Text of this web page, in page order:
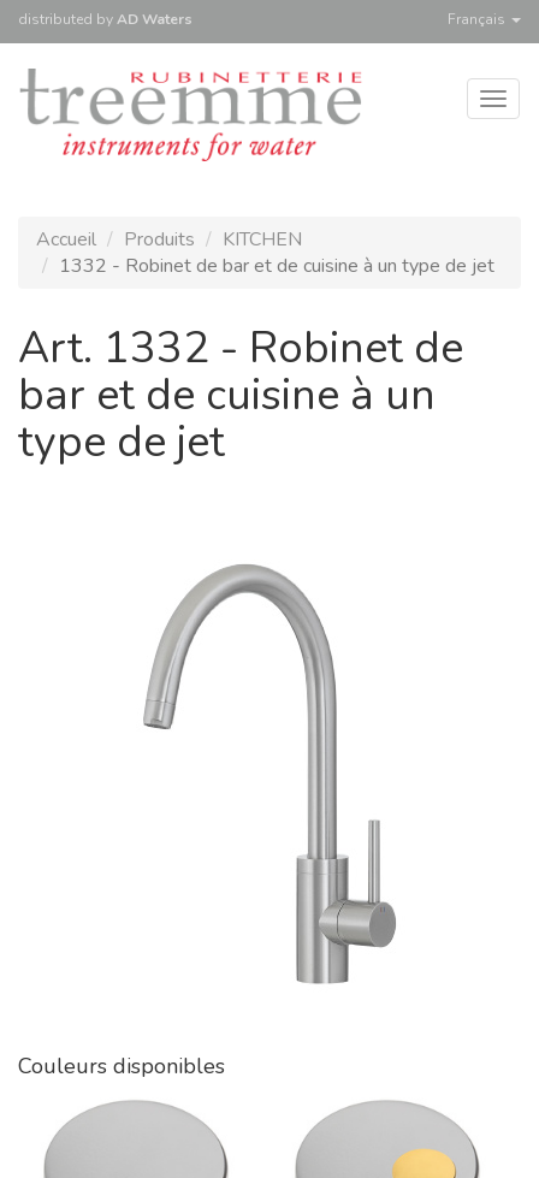
distributed byAD Waters Français
Accueil Produits
KITCHEN
1332 - Robinet de bar et de cuisine à un type de jet
Art. 1332 - Robinet de
bar et de cuisine à un
type de jet
Couleurs disponibles